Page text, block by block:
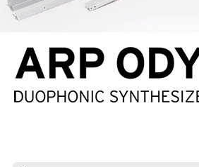
Händlersuche
Shop
Neuigkeiten